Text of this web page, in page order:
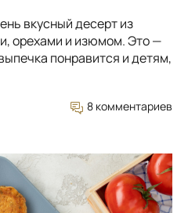
вкусный десерт из
орехами и изюмом. Это —
понравится и детям,
8 комментариев